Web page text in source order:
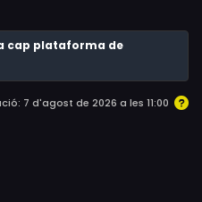
però la dona estalvia
i la gelosia
cap plataforma de
7 d'agost de 2026 a les 11:00